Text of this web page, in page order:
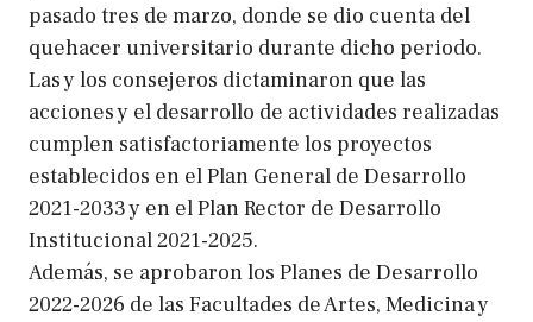
pasado tres de marzo, donde se dio cuenta del
quehacer universitario durante dicho periodo.
Las y los consejeros dictaminaron que las
acciones y el desarrollo de actividades realizadas
cumplen satisfactoriamente los proyectos
establecidos en el Plan General de Desarrollo
2021-2033 y en el Plan Rector de Desarrollo
Institucional 2021-2025.
Además, se aprobaron los Planes de Desarrollo
2022-2026 de las Facultades de Artes, Medicina y